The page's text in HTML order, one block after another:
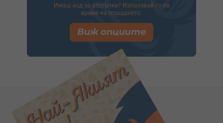
Имаш код за отстъпка? Използвай го по
време на плащането.
Виж опциите